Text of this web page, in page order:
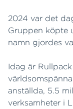
2024 var det
Gruppen köpte
namn gjordes
Idag är
anställda, 5.5
verksamheter i